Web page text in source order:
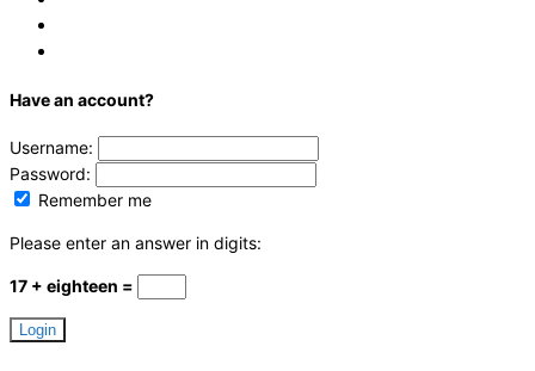
Have an account?
Username:
Password:
Remember me
Please enter an answer in digits:
17 + eighteen =